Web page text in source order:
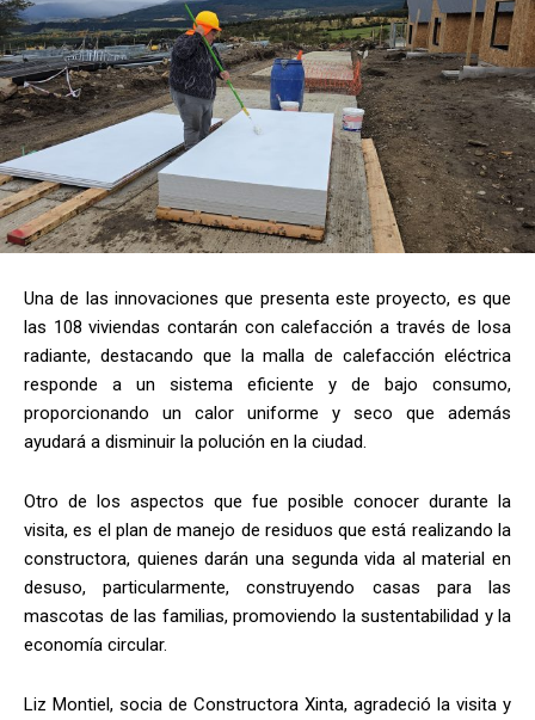
Una de las innovaciones que presenta este proyecto, es que
las 108 viviendas contarán con calefacción a través de losa
radiante, destacando que la malla de calefacción eléctrica
responde a un sistema eficiente y de bajo consumo,
proporcionando un calor uniforme y seco que además
ayudará a disminuir la polución en la ciudad.
Otro de los aspectos que fue posible conocer durante la
visita, es el plan de manejo de residuos que está realizando la
constructora, quienes darán una segunda vida al material en
desuso, particularmente, construyendo casas para las
mascotas de las familias, promoviendo la sustentabilidad y la
economía circular.
Liz Montiel, socia de Constructora Xinta, agradeció la visita y